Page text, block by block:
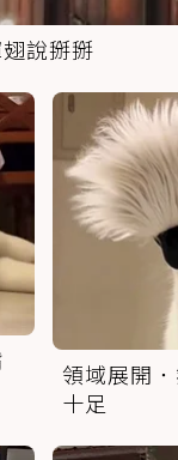
說掰掰
領域展開
十足